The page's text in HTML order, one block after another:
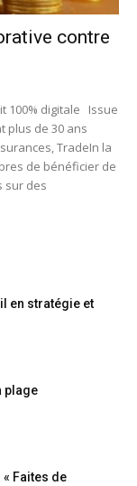
contre
100% digitale Issue
plus de 30 ans
TradeIn la
de bénéficier de
sur des
en stratégie et
plage
Faites de